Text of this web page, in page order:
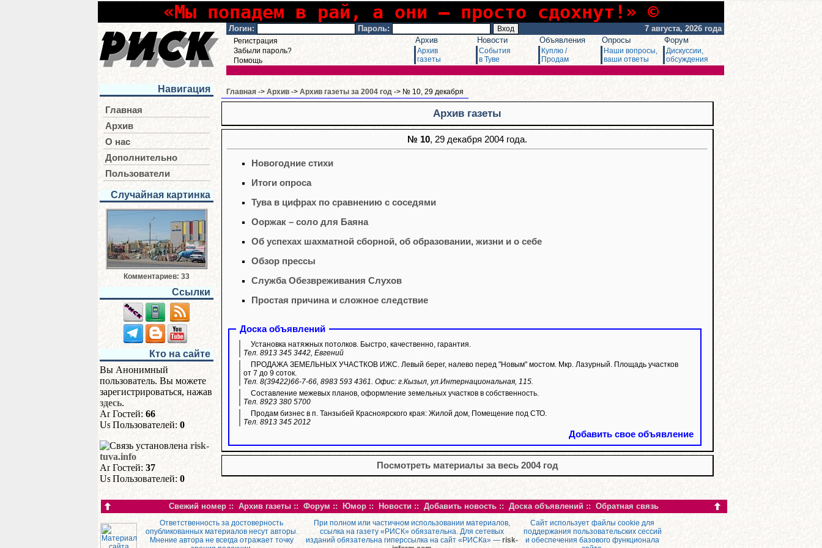
«Мы попадем в рай, а они – просто сдохнут!» ©
Логин: Пароль: 7 августа, 2026 года
Регистрация
Забыли пароль?
Помощь
Архив
Архив
газеты
Новости
События
в Туве
Объявления
Куплю /
Продам
Опросы
Наши вопросы,
ваши ответы
Форум
Дискуссии,
обсуждения
Навигация
Главная
Архив
О нас
Дополнительно
Пользователи
Случайная картинка
Комментариев: 33
Ссылки
Кто на сайте
Вы Анонимный
пользователь. Вы можете
зарегистрироваться, нажав
здесь.
Гостей: 66
Пользователей: 0
risk-
tuva.info
Гостей: 37
Пользователей: 0
Главная -> Архив -> Архив газеты за 2004 год -> № 10, 29 декабря
Архив газеты
№ 10, 29 декабря 2004 года.
Новогодние стихи
Итоги опроса
Тува в цифрах по сравнению с соседями
Ооржак – соло для Баяна
Об успехах шахматной сборной, об образовании, жизни и о себе
Обзор прессы
Служба Обезвреживания Слухов
Простая причина и сложное следствие
Доска объявлений
Установка натяжных потолков. Быстро, качественно, гарантия.
Тел. 8913 345 3442, Евгений
ПРОДАЖА ЗЕМЕЛЬНЫХ УЧАСТКОВ ИЖС. Левый берег, налево перед "Новым" мостом. Мкр. Лазурный. Площадь участков
от 7 до 9 соток.
Тел. 8(39422)66-7-66, 8983 593 4361. Офис: г.Кызыл, ул.Интернациональная, 115.
Составление межевых планов, оформление земельных участков в собственность.
Тел. 8923 380 5700
Продам бизнес в п. Танзыбей Красноярского края: Жилой дом, Помещение под СТО.
Тел. 8913 345 2012
Добавить свое объявление
Посмотреть материалы за весь 2004 год
Свежий номер :: Архив газеты :: Форум :: Юмор :: Новости :: Добавить новость :: Доска объявлений :: Обратная связь
Ответственность за достоверность
опубликованных материалов несут авторы.
Мнение автора не всегда отражает точку
При полном или частичном использовании материалов,
ссылка на газету «РИСК» обязательна. Для сетевых
изданий обязательна гиперссылка на сайт «РИСКа» — risk-
Сайт использует файлы cookie для
поддержания пользовательских сессий
и обеспечения базового функционала